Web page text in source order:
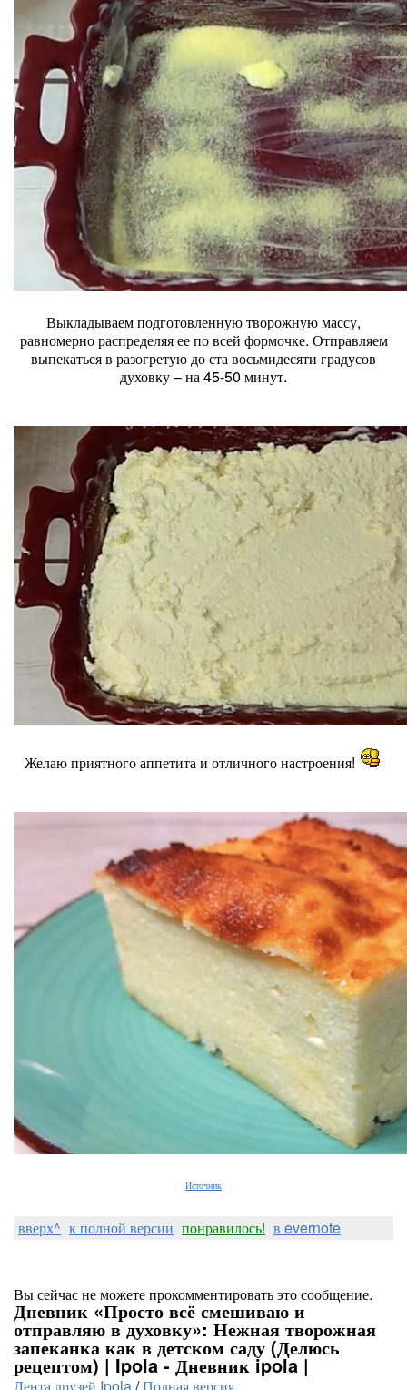
Выкладываем подготовленную творожную массу,
равномерно распределяя ее по всей формочке. Отправляем
выпекаться в разогретую до ста восьмидесяти градусов
духовку – на 45-50 минут.
Желаю приятного аппетита и отличного настроения!
Источник
вверх^ к полной версии понравилось! в evernote
Вы сейчас не можете прокомментировать это сообщение.
Дневник «Просто всё смешиваю и
отправляю в духовку»: Нежная творожная
запеканка как в детском саду (Делюсь
рецептом) | Ipola - Дневник ipola |